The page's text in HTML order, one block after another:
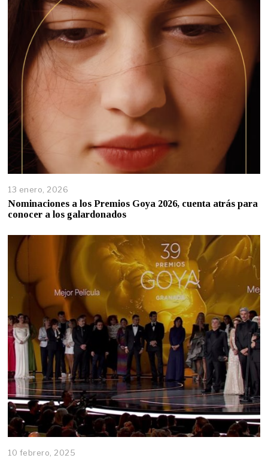
13 enero, 2026
Nominaciones a los Premios Goya 2026, cuenta atrás para
conocer a los galardonados
10 febrero, 2025